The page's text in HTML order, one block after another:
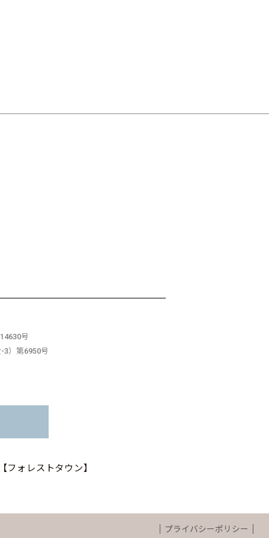
号
3）第6950号
フォレストタウン】
プライバシーポリシー